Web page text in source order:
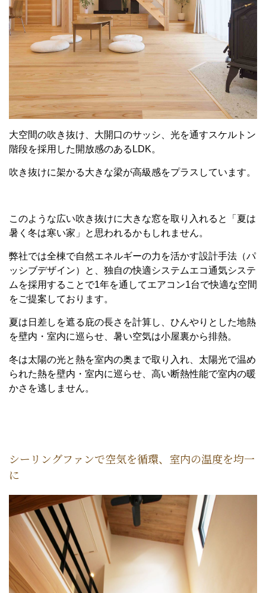
大空間の吹き抜け、大開口のサッシ、光を通すスケルトン
階段を採用した開放感のあるLDK。
吹き抜けに架かる大きな梁が高級感をプラスしています。
このような広い吹き抜けに大きな窓を取り入れると「夏は
暑く冬は寒い家」と思われるかもしれません。
弊社では全棟で自然エネルギーの力を活かす設計手法（パ
ッシブデザイン）と、独自の快適システムエコ通気システ
ムを採用することで1年を通してエアコン1台で快適な空間
をご提案しております。
夏は日差しを遮る庇の長さを計算し、ひんやりとした地熱
を壁内・室内に巡らせ、暑い空気は小屋裏から排熱。
冬は太陽の光と熱を室内の奥まで取り入れ、太陽光で温め
られた熱を壁内・室内に巡らせ、高い断熱性能で室内の暖
かさを逃しません。
シーリングファンで空気を循環、室内の温度を均一
に